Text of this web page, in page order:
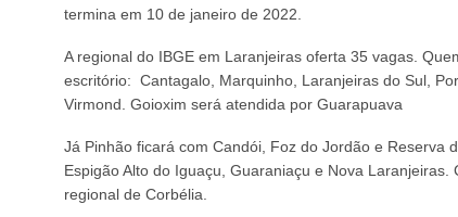
termina em 10 de janeiro de 2022.
A regional do IBGE em Laranjeiras oferta 35 vagas.
escritório: Cantagalo, Marquinho, Laranjeiras do Sul,
Virmond. Goioxim será atendida por Guarapuava
Já Pinhão ficará com Candói, Foz do Jordão e Reserva
Espigão Alto do Iguaçu, Guaraniaçu e Nova
regional de Corbélia.